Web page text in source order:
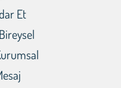
Et